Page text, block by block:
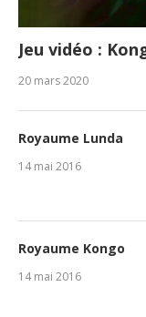
Jeu vidéo :
20 mars 2020
Royaume Lunda
14 mai 2016
Royaume Kongo
14 mai 2016